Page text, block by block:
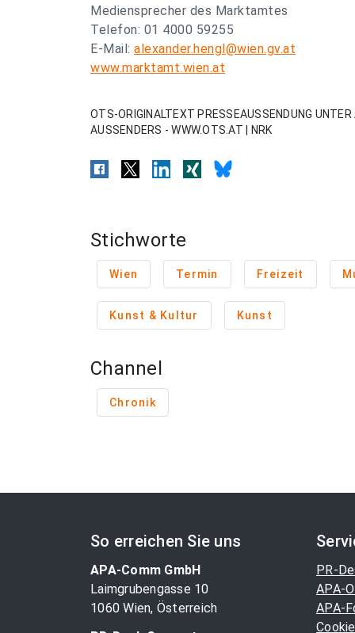
Mediensprecher des Marktamtes
Telefon: 01 4000 59255
E-Mail: alexander.hengl@wien.gv.at
www.marktamt.wien.at
OTS-ORIGINALTEXT PRESSEAUSSENDUNG
AUSSENDERS - WWW.OTS.AT | NRK
Stichworte
Wien Termin Freizeit
Kunst & Kultur Kunst
Channel
Chronik
So erreichen Sie uns
APA-Comm GmbH
Laimgrubengasse 10
1060 Wien, Österreich
PR-
APA-
APA-